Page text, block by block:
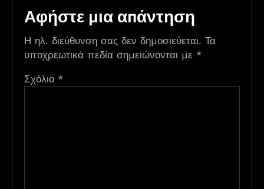
Αφήστε μια απάντηση
Η ηλ. διεύθυνση σας δεν δημοσιεύεται. Τα
υποχρεωτικά πεδία σημειώνονται με *
Σχόλιο *